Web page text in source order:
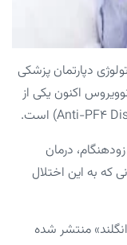
دپارتمان پزشکی
اکنون یکی از
درمان
که به این اختلال
منتشر شده